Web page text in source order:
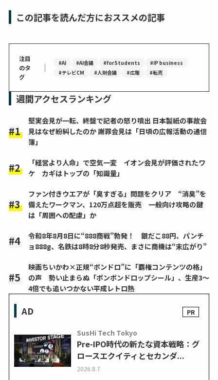
この記事を読んだ方におススメの記事
注目
のタ
グ
｜ #AI #AI会議 #forStudents
#IP business
#テレビCM
#人財会議 #広報 #転売
週間アクセスランキング
堅実会見が一転、終盤で記者の怒り噴出 日本製紙の事故会
見はなぜ紛糾したのか 謝罪会見は「日頃の広報活動の通信
簿」
「経営より人命」で空気一変 イオン会見が評価されたワ
ケ カギはトップの「知識量」
ファン付きウエアが「臭すぎる」問題をクリア “消臭”を
備えたワークマン、120万点超を販売 一般向け攻略の鍵
は「周囲への配慮」か
令和8年8月8日に“888商戦”勃発！ 銀だこ88円、パンチ
ョ888g、名鉄は8時8分8秒発売、まさに商機は“末広がり”
映画ちいかわ×正規“ボンドロ”に「覇権コンテンツの格」
の声 勢い止まらぬ「ボンボンドロップシール」、生産3～
4倍でも追いつかない平成レトロ熱
AD
SusHi Tech Tokyo
Pre-IPO時代の新たな資本戦略：グ
ロースエクイティとセカンダ...
2026.8.7